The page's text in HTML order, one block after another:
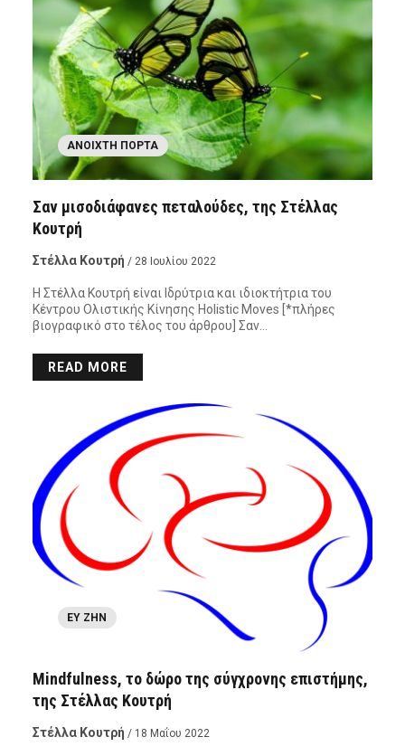
ΑΝΟΙΧΤΉ ΠΌΡΤΑ
Σαν μισοδιάφανες πεταλούδες, της Στέλλας
Κουτρή
Στέλλα Κουτρή / 28 Ιουλίου 2022
Η Στέλλα Κουτρή είναι Ιδρύτρια και ιδιοκτήτρια του
Κέντρου Ολιστικής Κίνησης Holistic Moves [*πλήρες
βιογραφικό στο τέλος του άρθρου] Σαν…
READ MORE
ΕΥ ΖΗΝ
Mindfulness, το δώρο της σύγχρονης επιστήμης,
της Στέλλας Κουτρή
Στέλλα Κουτρή / 18 Μαΐου 2022